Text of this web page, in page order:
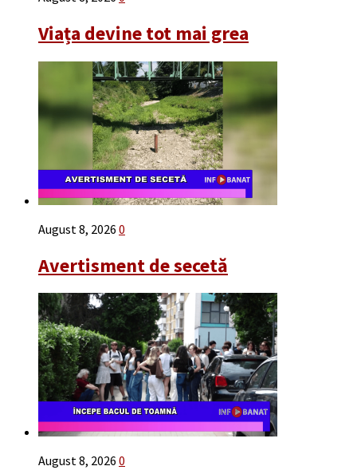
Viața devine tot mai grea
August 8, 2026 0
Avertisment de secetă
August 8, 2026 0